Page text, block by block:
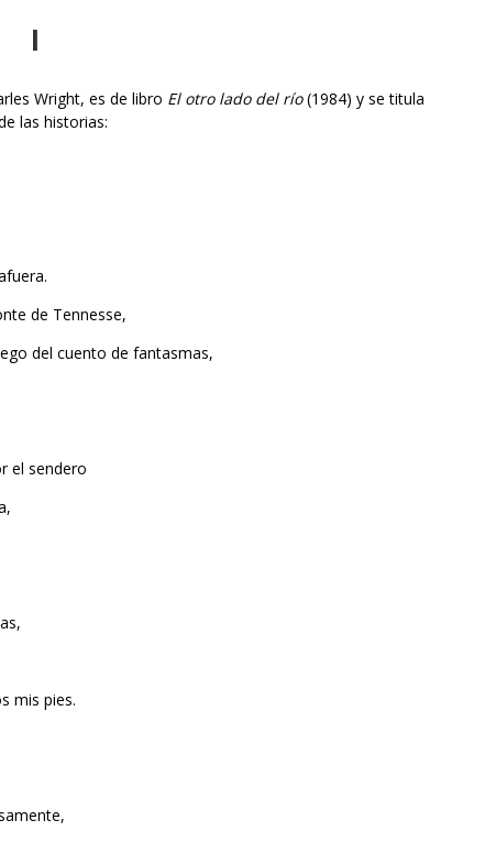
I
Wright, es de libro El otro lado del río(1984) y se titula
las historias:
de Tennesse,
del cuento de fantasmas,
pies.